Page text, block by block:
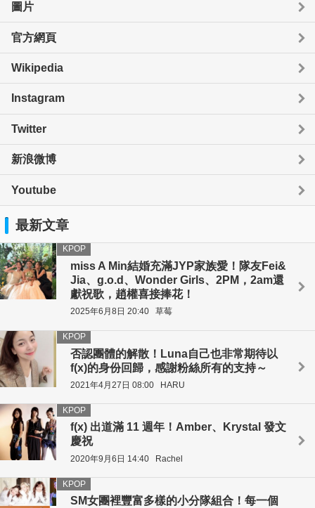
圖片
官方網頁
Wikipedia
Instagram
Twitter
新浪微博
Youtube
最新文章
miss A Min結婚充滿JYP家族愛！隊友Fei&
Jia、g.o.d、Wonder Girls、2PM，2am還
獻祝歌，趙權喜接捧花！
KPOP
2025年6月8日 20:40 草莓
否認團體的解散！Luna自己也非常期待以
f(x)的身份回歸，感謝粉絲所有的支持～
KPOP
2021年4月27日 08:00 HARU
f(x) 出道滿 11 週年！Amber、Krystal 發文
慶祝
KPOP
2020年9月6日 14:40 Rachel
SM女團裡豐富多樣的小分隊組合！每一個
KPOP